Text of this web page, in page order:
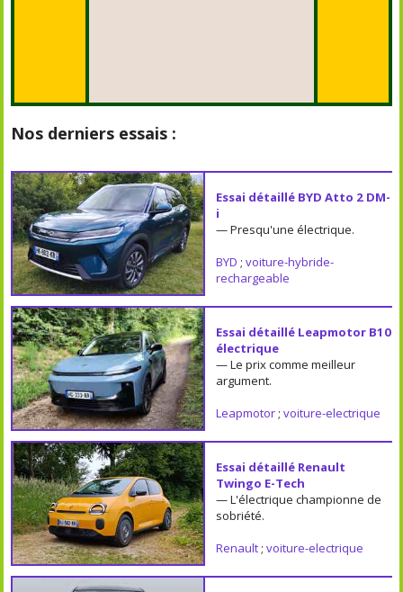
Nos derniers essais :
Essai détaillé BYD Atto 2 DM-
i
— Presqu'une électrique.
BYD ; voiture-hybride-
rechargeable
Essai détaillé Leapmotor B10
électrique
— Le prix comme meilleur
argument.
Leapmotor; voiture-electrique
Essai détaillé Renault
Twingo E-Tech
— L'électrique championne de
sobriété.
Renault; voiture-electrique